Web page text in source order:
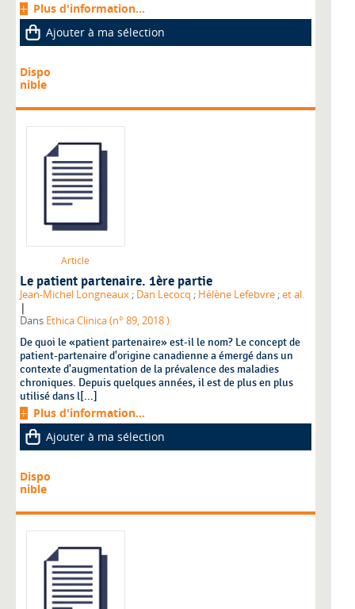
Plus d'information...
Ajouter à ma sélection
Dispo
nible
Article
Le patient partenaire. 1ère partie
Jean-Michel Longneaux ; Dan Lecocq ; Hélène Lefebvre ;et al.
|
Dans
Ethica Clinica (n° 89, 2018 )
De quoi le «patient partenaire» est-il le nom? Le concept de
patient-partenaire d'origine canadienne a émergé dans un
contexte d'augmentation de la prévalence des maladies
chroniques. Depuis quelques années, il est de plus en plus
utilisé dans l[...]
Plus d'information...
Ajouter à ma sélection
Dispo
nible